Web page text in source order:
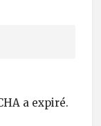
a expiré.